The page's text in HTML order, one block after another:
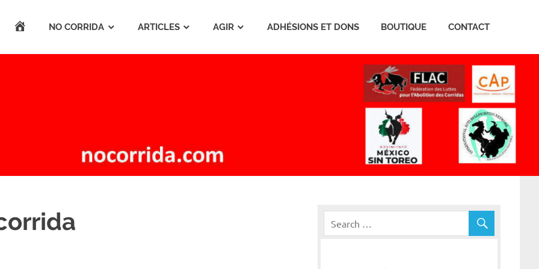
ACCUEILNO CORRIDA ARTICLES AGIR ADHÉSIONS ET DONS BOUTIQUE CONTACT